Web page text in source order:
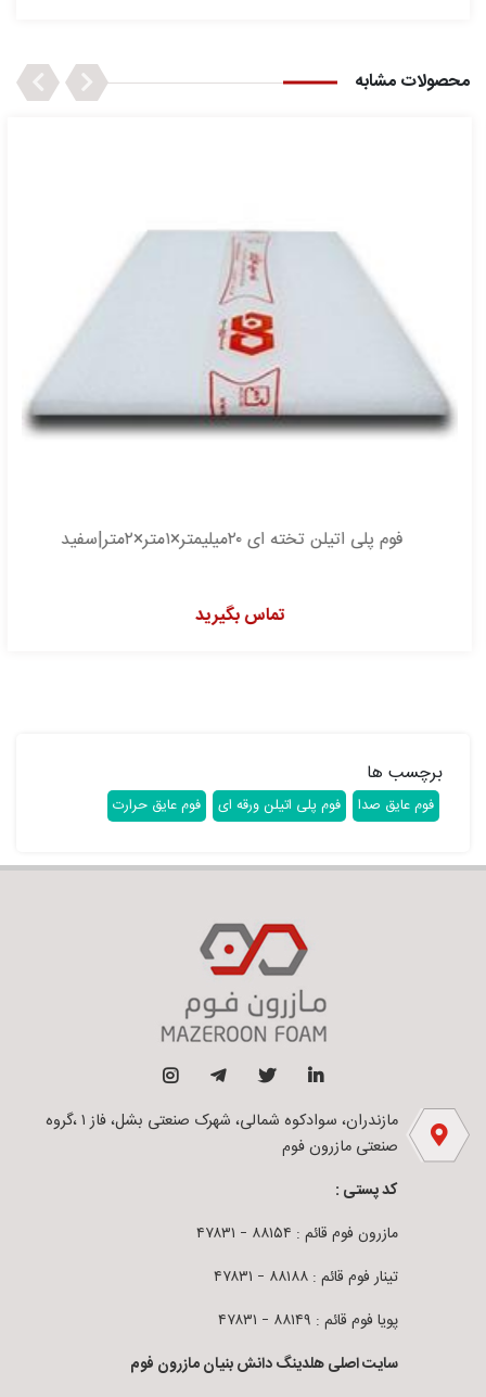
محصولات مشابه Previous
فوم پلی اتیلن تخته ای ۲۰میلیمتر×۱متر×۲متر|سفید
تماس بگیرید
Next
برچسب ها
فوم عایق صدا فوم پلی اتیلن ورقه ای فوم عایق حرارت
مازندران، سوادکوه شمالی، شهرک صنعتی بشل، فاز ۱ ،گروه
صنعتی مازرون فوم
کد پستی :
مازرون فوم قائم : ۸۸۱۵۴ – ۴۷۸۳۱
تینار فوم قائم : ۸۸۱۸۸ – ۴۷۸۳۱
پویا فوم قائم : ۸۸۱۴۹ – ۴۷۸۳۱
سایت اصلی هلدینگ دانش بنیان مازرون فوم